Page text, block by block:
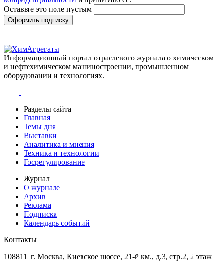
Оставьте это поле пустым
Оформить подписку
Информационный портал отраслевого журнала о химическом
и нефтехимическом машиностроении, промышленном
оборудовании и технологиях.
Разделы сайта
Главная
Темы дня
Выставки
Аналитика и мнения
Техника и технологии
Госрегулирование
Журнал
О журнале
Архив
Реклама
Подписка
Календарь событий
Контакты
108811, г. Москва, Киевское шоссе, 21-й км., д.3, стр.2, 2 этаж